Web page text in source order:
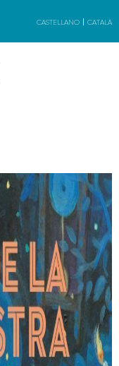
CASTELLANO CATALÀ